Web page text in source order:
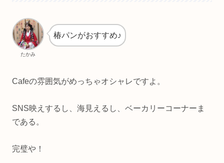
たかみ
椿パンがおすすめ♪
Cafeの雰囲気がめっちゃオシャレですよ。
SNS映えするし、海見えるし、ベーカリーコーナーま
である。
完璧や！